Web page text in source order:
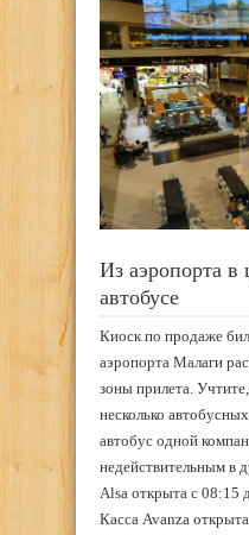
Из аэропорта в
автобусе
Киоск по продаже
аэропорта Малаги
зоны прилета.
несколько
автобус одной
недействительным в
Alsa открыта с 08:15
Касса Avanza